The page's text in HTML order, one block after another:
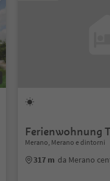
Ferienwohnung
Merano, Merano e dintorni
317 m da Merano